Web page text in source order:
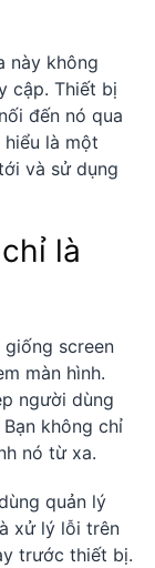
này không
cập. Thiết bị
đến nó qua
là một
và sử dụng
là
screen
màn hình.
người dùng
không chỉ
nó từ xa.
quản lý
xử lý lỗi trên
trước thiết bị.